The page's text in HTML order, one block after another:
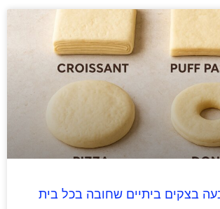
בצקים ביתיים שחובה בכל בית